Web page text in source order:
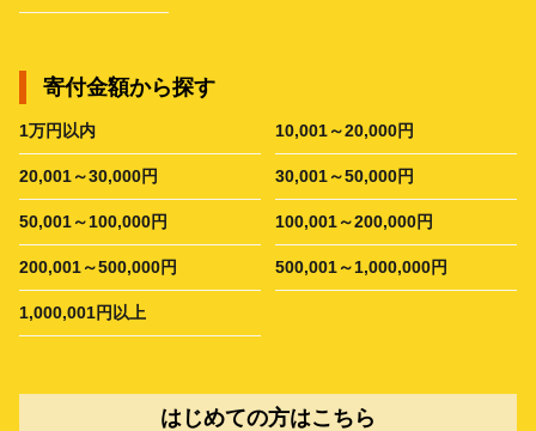
寄付金額から探す
1万円以内 10,001～20,000円
20,001～30,000円 30,001～50,000円
50,001～100,000円 100,001～200,000円
200,001～500,000円 500,001～1,000,000円
1,000,001円以上
はじめての方はこちら